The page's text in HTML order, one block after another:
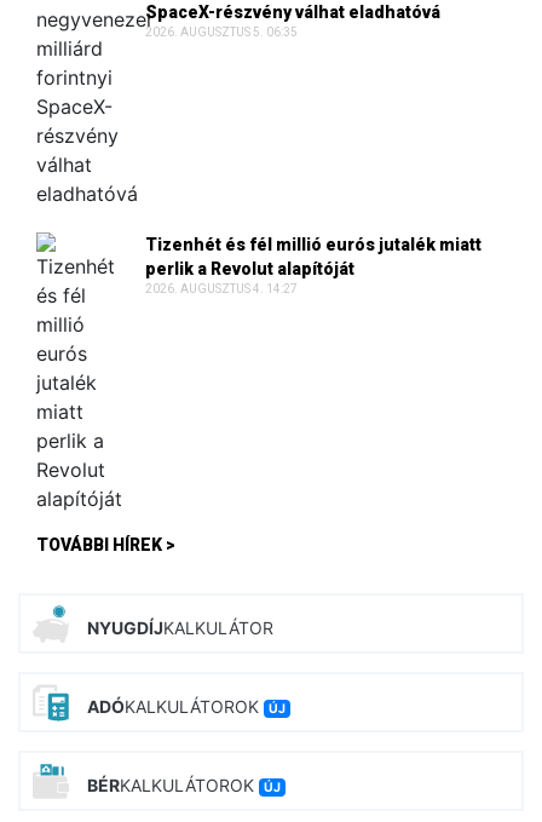
SpaceX-részvény válhat eladhatóvá
2026. AUGUSZTUS 5. 06:35
Tizenhét és fél millió eurós jutalék miatt
perlik a Revolut alapítóját
2026. AUGUSZTUS 4. 14:27
TOVÁBBI HÍREK >
NYUGDÍJKALKULÁTOR
ADÓKALKULÁTOROK ÚJ
BÉRKALKULÁTOROK ÚJ